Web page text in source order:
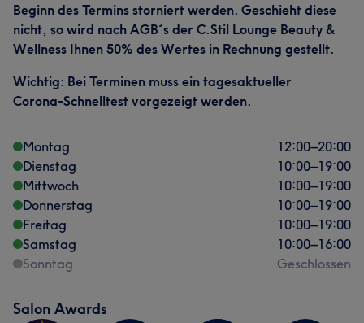
Beginn des Termins storniert werden. Geschieht diese
nicht, so wird nach AGB´s der C.Stil Lounge Beauty &
Wellness Ihnen 50% des Wertes in Rechnung gestellt.
Wichtig: Bei Terminen muss ein tagesaktueller
Corona-Schnelltest vorgezeigt werden.
Montag 12:00–20:00
Dienstag
10:00–19:00
Mittwoch
10:00–19:00
Donnerstag
10:00–19:00
Freitag
10:00–19:00
Samstag
10:00–16:00
Sonntag
Geschlossen
Salon Awards